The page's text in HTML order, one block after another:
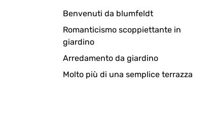
App funktioniert einwandfrei . Mit der elektronischen
Watt Leistung. Wir heizen 10 Minute voll vor und dann
für fie vorhandenen Infratotstrahler anschaffen.
Benvenuti da blumfeldt
Romanticismo scoppiettante in
giardino
Arredamento da giardino
Molto più di una semplice terrazza